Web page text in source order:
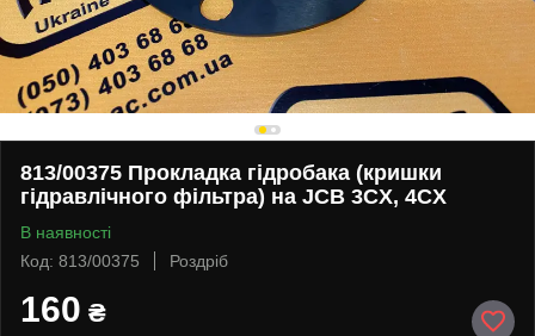
813/00375 Прокладка гідробака (кришки
гідравлічного фільтра) на JCB 3CX, 4CX
В наявності
Код: 813/00375
Роздріб
160 ₴